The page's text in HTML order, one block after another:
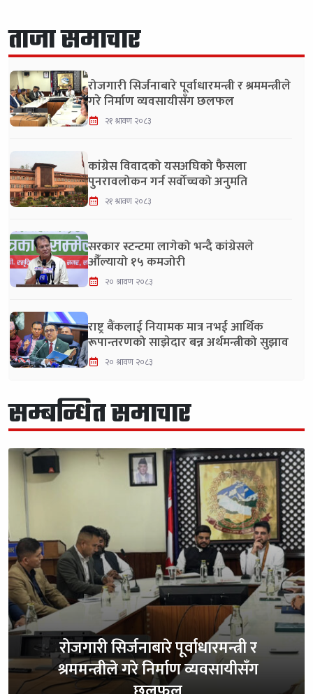
ताजा समाचार
रोजगारी सिर्जनाबारे पूर्वाधारमन्त्री र श्रममन्त्रीले
गरे निर्माण व्यवसायीसँग छलफल
२१ श्रावण २०८३
कांग्रेस विवादको यसअघिको फैसला
पुनरावलोकन गर्न सर्वोच्चको अनुमति
२१ श्रावण २०८३
सरकार स्टन्टमा लागेको भन्दै कांग्रेसले
औँल्यायो १५ कमजोरी
२० श्रावण २०८३
राष्ट्र बैंकलाई नियामक मात्र नभई आर्थिक
रूपान्तरणको साझेदार बन्न अर्थमन्त्रीको सुझाव
२० श्रावण २०८३
सम्बन्धित समाचार
रोजगारी सिर्जनाबारे पूर्वाधारमन्त्री र
श्रममन्त्रीले गरे निर्माण व्यवसायीसँग